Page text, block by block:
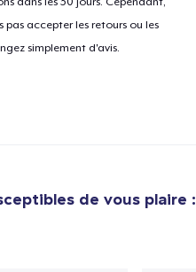
accepter les retours ou les
simplement d'avis.
de vous plaire :
au Panier